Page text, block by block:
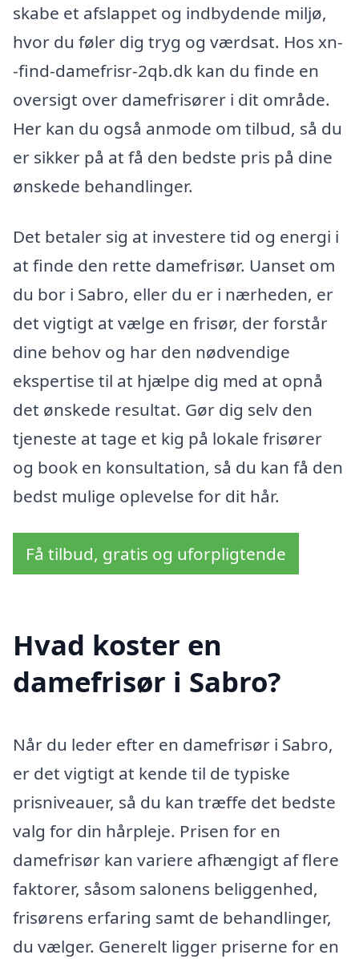
skabe et afslappet og indbydende miljø,
hvor du føler dig tryg og værdsat. Hos xn-
-find-damefrisr-2qb.dk kan du finde en
oversigt over damefrisører i dit område.
Her kan du også anmode om tilbud, så du
er sikker på at få den bedste pris på dine
ønskede behandlinger.
Det betaler sig at investere tid og energi i
at finde den rette damefrisør. Uanset om
du bor i Sabro, eller du er i nærheden, er
det vigtigt at vælge en frisør, der forstår
dine behov og har den nødvendige
ekspertise til at hjælpe dig med at opnå
det ønskede resultat. Gør dig selv den
tjeneste at tage et kig på lokale frisører
og book en konsultation, så du kan få den
bedst mulige oplevelse for dit hår.
Få tilbud, gratis og uforpligtende
Hvad koster en
damefrisør i Sabro?
Når du leder efter en damefrisør i Sabro,
er det vigtigt at kende til de typiske
prisniveauer, så du kan træffe det bedste
valg for din hårpleje. Prisen for en
damefrisør kan variere afhængigt af flere
faktorer, såsom salonens beliggenhed,
frisørens erfaring samt de behandlinger,
du vælger. Generelt ligger priserne for en